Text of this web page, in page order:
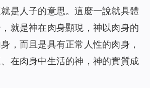
是人子的意思。這麼一說就具體
就是神在肉身顯現，神以肉身的
，而且是具有正常人性的肉身，
在肉身中生活的神，神的實質成